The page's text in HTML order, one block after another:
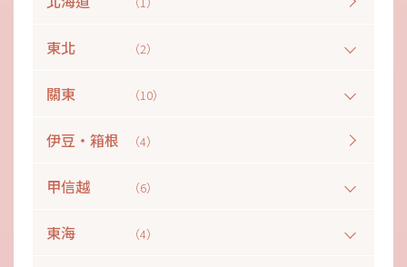
東北 （2）
關東 （10）
伊豆・箱根 （4）
甲信越 （6）
東海 （4）